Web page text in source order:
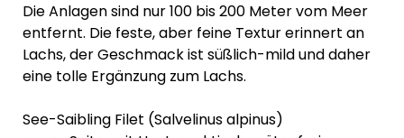
Die Anlagen sind nur 100 bis 200 Meter vom Meer
entfernt. Die feste, aber feine Textur erinnert an
Lachs, der Geschmack ist süßlich-mild und daher
eine tolle Ergänzung zum Lachs.
See-Saibling Filet (Salvelinus alpinus)